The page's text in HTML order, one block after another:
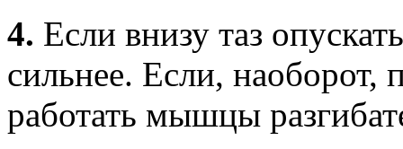
4. Если внизу таз
сильнее. Если,
работать мышцы